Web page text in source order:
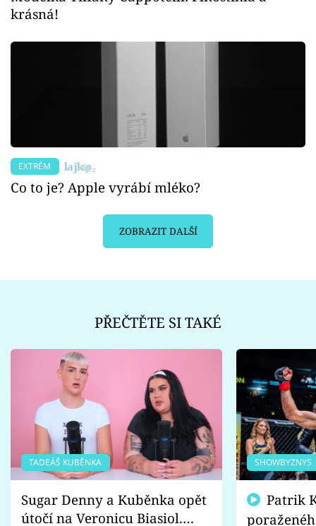
krásná!
EXTRÉM
Co to je? Apple vyrábí mléko?
ZOBRAZIT DALŠÍ
PŘEČTĚTE SI TAKÉ
TADEÁŠ KUBĚNKA
Sugar Denny a Kuběnka opět
útočí na Veronicu Biasiol.
SHOWBYZNYS